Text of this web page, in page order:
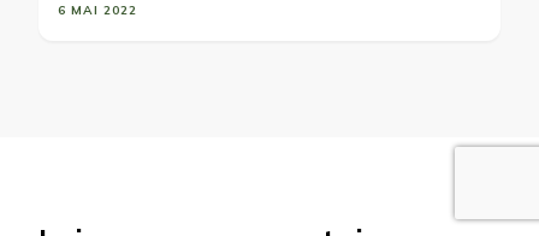
6 MAI 2022